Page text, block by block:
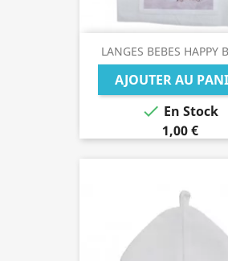
LANGES BEBES HAPPY
AJOUTER AU
 En Stock
1,00 €